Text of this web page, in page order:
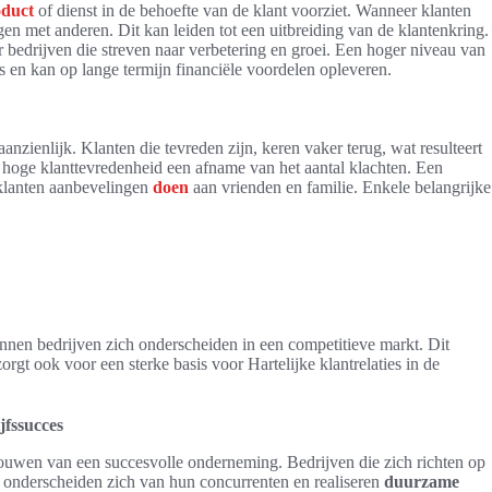
of dienst in de behoefte van de klant voorziet. Wanneer klanten
met anderen. Dit kan leiden tot een uitbreiding van de klantenkring.
die streven naar verbetering en groei. Een hoger niveau van
en kan op lange termijn financiële voordelen opleveren.
Klanten die tevreden zijn, keren vaker terug, wat resulteert
klanttevredenheid een afname van het aantal klachten. Een
aanbevelingen doen aan vrienden en familie. Enkele belangrijke
bedrijven zich onderscheiden in een competitieve markt. Dit
ook voor een sterke basis voor Hartelijke klantrelaties in de
van een succesvolle onderneming. Bedrijven die zich richten op
onderscheiden zich van hun concurrenten en realiseren duurzame